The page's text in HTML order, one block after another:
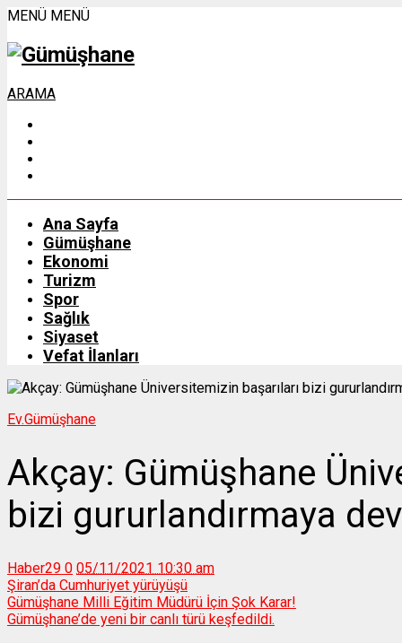
MENÜ MENÜ
ARAMA
Ana Sayfa
Gümüşhane
Ekonomi
Turizm
Spor
Sağlık
Siyaset
Vefat İlanları
Ev.Gümüşhane
Akçay: Gümüşhane
bizi gururlandırmaya
Haber29 0 05/11/2021 10:30 am
Şiran’da Cumhuriyet yürüyüşü
Gümüşhane Milli Eğitim Müdürü İçin Şok Karar!
Gümüşhane’de yeni bir canlı türü keşfedildi.